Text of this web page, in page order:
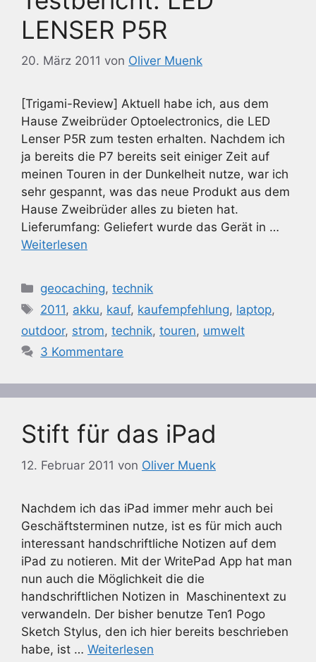
LENSER P5R
20. März 2011 von Oliver Muenk
[Trigami-Review] Aktuell habe ich, aus dem
Hause Zweibrüder Optoelectronics, die LED
Lenser P5R zum testen erhalten. Nachdem ich
ja bereits die P7 bereits seit einiger Zeit auf
meinen Touren in der Dunkelheit nutze, war ich
sehr gespannt, was das neue Produkt aus dem
Hause Zweibrüder alles zu bieten hat.
Lieferumfang: Geliefert wurde das Gerät in …
Weiterlesen
Kategorien
geocaching,technik
Schlagwörter
2011, akku, kauf, kaufempfehlung, laptop,
outdoor, strom, technik, touren, umwelt
3 Kommentare
Stift für das iPad
12. Februar 2011 von Oliver Muenk
Nachdem ich das iPad immer mehr auch bei
Geschäftsterminen nutze, ist es für mich auch
interessant handschriftliche Notizen auf dem
iPad zu notieren. Mit der WritePad App hat man
nun auch die Möglichkeit die die
handschriftlichen Notizen in Maschinentext zu
verwandeln. Der bisher benutze Ten1 Pogo
Sketch Stylus, den ich hier bereits beschrieben
habe, ist … Weiterlesen